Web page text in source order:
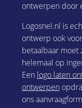
ontwerpen door
Logosnel.nl is
ontwerp ook
betaalbaar moet
helemaal op
Een logo laten
ontwerpen
ons